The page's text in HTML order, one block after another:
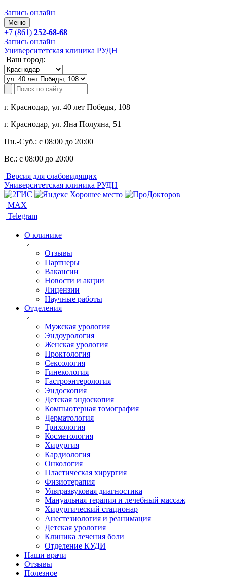
Запись онлайн
Меню
+7 (861) 252-68-68
Запись онлайн
Университетская клиника РУДН
Ваш город:
г. Краснодар, ул. 40 лет Победы, 108
г. Краснодар, ул. Яна Полуяна, 51
Пн.-Суб.: с 08:00 до 20:00
Вс.: с 08:00 до 20:00
Версия для слабовидящих
Университетская клиника РУДН
MAX
Telegram
О клинике
Отзывы
Партнеры
Вакансии
Новости и акции
Лицензии
Научные работы
Отделения
Мужская урология
Эндоурология
Женская урология
Проктология
Сексология
Гинекология
Гастроэнтерология
Эндоскопия
Детская эндоскопия
Компьютерная томография
Дерматология
Трихология
Косметология
Хирургия
Кардиология
Онкология
Пластическая хирургия
Физиотерапия
Ультразвуковая диагностика
Мануальная терапия и лечебный массаж
Хирургический стационар
Анестезиология и реанимация
Детская урология
Клиника лечения боли
Отделение КУДИ
Наши врачи
Отзывы
Полезное